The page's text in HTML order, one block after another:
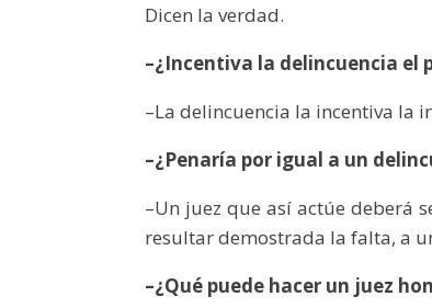
Dicen la verdad.
–¿Incentiva la delincuencia el
–La delincuencia la incentiva la
–¿Penaría por igual a un
–Un juez que así actúe deberá
resultar demostrada la falta, a
–¿Qué puede hacer un juez